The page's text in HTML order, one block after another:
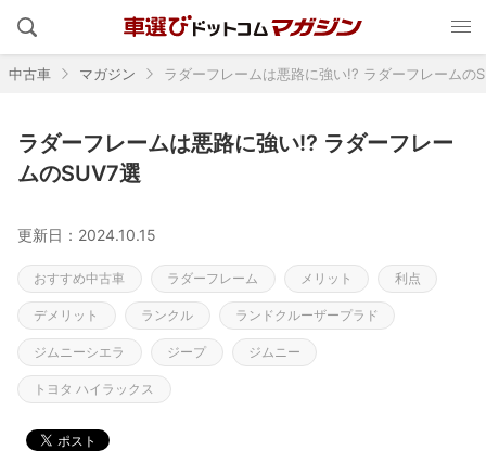
中古車 マガジン ラダーフレームは悪路に強い!? ラダーフレームの
ラダーフレームは悪路に強い!? ラダーフレー
ムのSUV7選
更新日：2024.10.15
おすすめ中古車 ラダーフレーム メリット 利点
デメリット ランクル ランドクルーザープラド
ジムニーシエラ ジープ ジムニー
トヨタ ハイラックス